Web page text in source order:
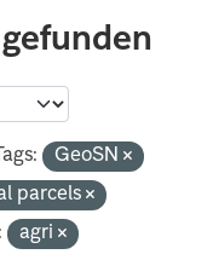
Tags:
GeoSN
parcels
agri